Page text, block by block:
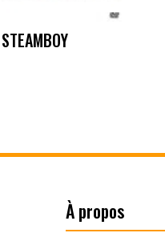
STEAMBOY
À propos